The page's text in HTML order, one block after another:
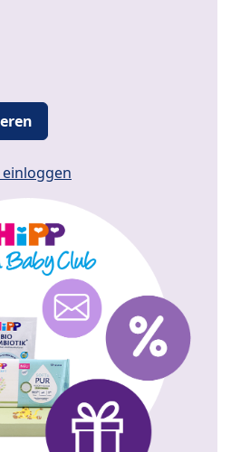
einloggen